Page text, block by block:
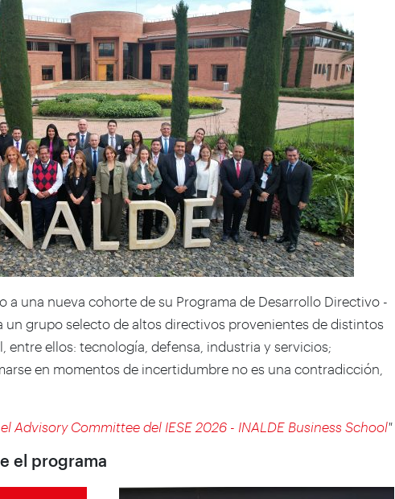
a una nueva cohorte de su Programa de Desarrollo Directivo -
un grupo selecto de altos directivos provenientes de distintos
entre ellos: tecnología, defensa, industria y servicios;
en momentos de incertidumbre no es una contradicción,
Advisory Committee del IESE 2026 - INALDE Business School"
el programa